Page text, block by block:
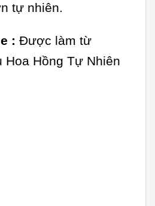
tự nhiên.
: Được làm từ
Hoa Hồng Tự Nhiên